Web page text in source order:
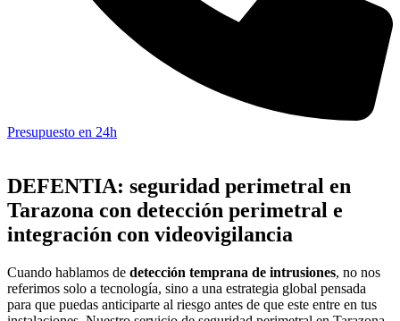
Presupuesto en 24h
DEFENTIA: seguridad perimetral en
Tarazona con detección perimetral e
integración con videovigilancia
Cuando hablamos de detección temprana de intrusiones, no nos
referimos solo a tecnología, sino a una estrategia global pensada
para que puedas anticiparte al riesgo antes de que este entre en tus